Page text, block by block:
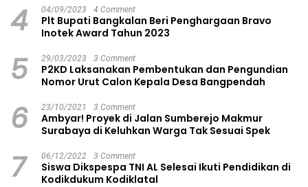
4 04/09/2023 4 Comment
Plt Bupati Bangkalan Beri Penghargaan Bravo
Inotek Award Tahun 2023
5 29/03/2023 3 Comment
P2KD Laksanakan Pembentukan dan Pengundian
Nomor Urut Calon Kepala Desa Bangpendah
6 23/10/2021 3 Comment
Ambyar! Proyek di Jalan Sumberejo Makmur
Surabaya di Keluhkan Warga Tak Sesuai Spek
7 06/12/2022 3 Comment
Siswa Dikspespa TNI AL Selesai Ikuti Pendidikan di
Kodikdukum Kodiklatal